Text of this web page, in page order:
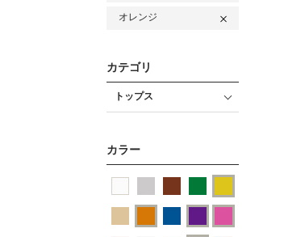
オレンジ
カテゴリ
トップス
カラー